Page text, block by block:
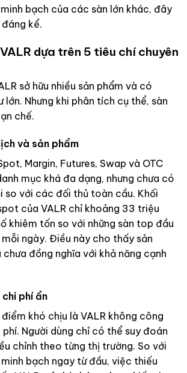
bạch của các sàn lớn khác, đây
kể.
dựa trên 5 tiêu chí chuyên
sở hữu nhiều sản phẩm và có
lớn. Nhưng khi phân tích cụ thể, sàn
chế.
và sản phẩm
Margin, Futures, Swap và OTC
mục khá đa dạng, nhưng chưa có
so với các đối thủ toàn cầu. Khối
của VALR chỉ khoảng 33 triệu
khiêm tốn so với những sàn top đầu
ngày. Điều này cho thấy sản
chưa đồng nghĩa với khả năng cạnh
phí ẩn
khó chịu là VALR không công
Người dùng chỉ có thể suy đoán
chỉnh theo từng thị trường. So với
bạch ngay từ đầu, việc thiếu